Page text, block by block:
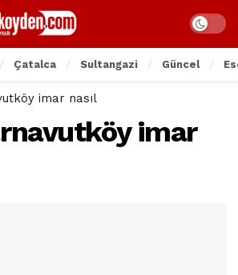
Çatalca Sultangazi Güncel
imar nasıl
imar